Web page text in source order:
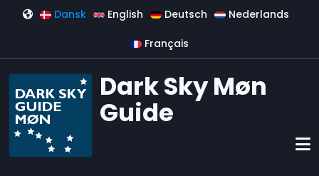
Gå til hovedindhold
Dansk English Deutsch Nederlands
Français
Dark Sky Møn
Guide